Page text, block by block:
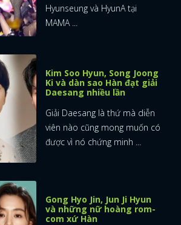
Hyunseung và HyunA tại
MAMA ...
Kim Soo Hyun, Song Joong
Ki và dàn sao Hàn đạt giải
Daesang nhiều lần
Giải Daesang là thứ mà diễn
viên nào cũng mong muốn có
được vì nó chứng minh ...
Gong Hyo Jin, Jun Ji Hyun
và những nữ hoàng rom-
com xứ Hàn